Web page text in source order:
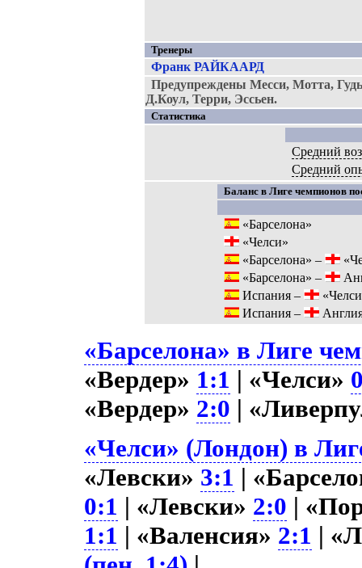
Тренеры
Франк РАЙКААРД
Предупреждены Месси, Мотта,
Д.Коул, Терри, Эссьен.
Статистика
Средний
Средний
Баланс в Лиге чемпионов
«Барселона»
«Челси»
«Барселона» –
«Барселона» –
Испания –
Испания –
«Барселона» в Лиге
«Вердер» 1:1 | «Челси»
«Вердер» 2:0 |
«Челси» (Лондон) в
«Левски» 3:1 |
0:1 | «Левски» 2:0 |
1:1 | «Валенсия» 2:1 |